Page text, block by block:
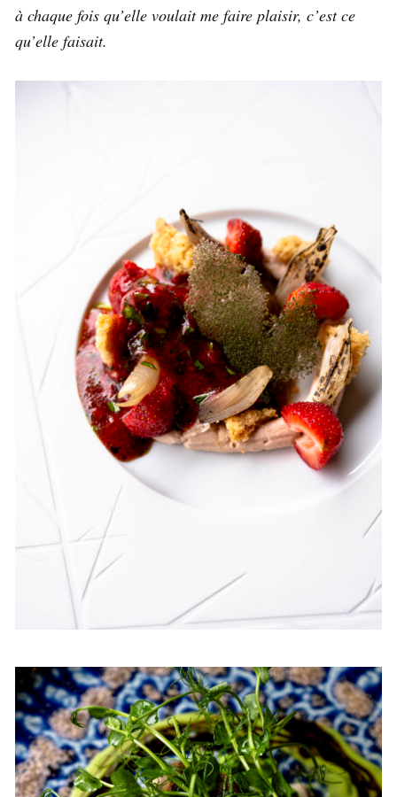
à chaque fois qu’elle voulait me faire plaisir, c’est ce
qu’elle faisait.